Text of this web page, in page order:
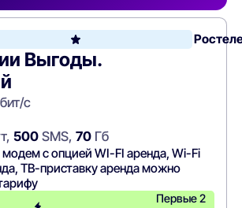
Выгоды.
с
500SMS, 70Гб
с опцией WI-FI аренда, Wi-Fi
ТВ-приставку аренда можно
Первые 2